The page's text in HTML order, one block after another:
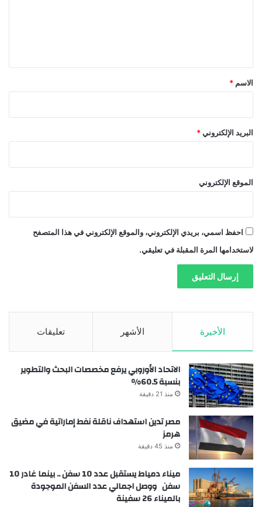
*
الاسم *
البريد الإلكتروني *
الموقع الإلكتروني
احفظ اسمي، بريدي الإلكتروني، والموقع الإلكتروني في هذا المتصفح
لاستخدامها المرة المقبلة في تعليقي.
الأخيرة الأشهر تعليقات
الاتحاد الأوروبي يرفع مخصصات البحث والتطوير
بنسبة 60.5%
منذ 21 دقيقة
مصر تدين استهداف ناقلة نفط إماراتية في مضيق
هرمز
منذ 45 دقيقة
ميناء دمياط يستقبل عدد 10 سفن .. بينما غادر 10
سفن ووصل اجمالي عدد السفن الموجودة
بالميناء 26 سفينة